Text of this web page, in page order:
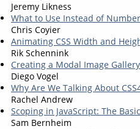
Jeremy Likness
What to Use Instead of
Chris Coyier
Animating CSS Width and
Rik Schennink
Creating a Modal Image
Diego Vogel
Why Are We Talking About
Rachel Andrew
Scoping in JavaScript: The
Sam Bernheim